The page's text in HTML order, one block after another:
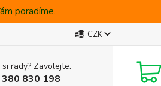
poradíme.
CZK
rady? Zavolejte.
830 198